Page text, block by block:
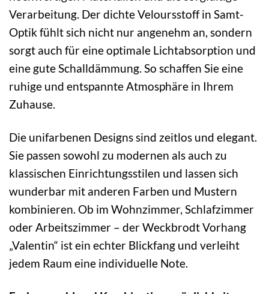
Verarbeitung. Der dichte Veloursstoff in Samt-
Optik fühlt sich nicht nur angenehm an, sondern
sorgt auch für eine optimale Lichtabsorption und
eine gute Schalldämmung. So schaffen Sie eine
ruhige und entspannte Atmosphäre in Ihrem
Zuhause.
Die unifarbenen Designs sind zeitlos und elegant.
Sie passen sowohl zu modernen als auch zu
klassischen Einrichtungsstilen und lassen sich
wunderbar mit anderen Farben und Mustern
kombinieren. Ob im Wohnzimmer, Schlafzimmer
oder Arbeitszimmer – der Weckbrodt Vorhang
„Valentin“ ist ein echter Blickfang und verleiht
jedem Raum eine individuelle Note.